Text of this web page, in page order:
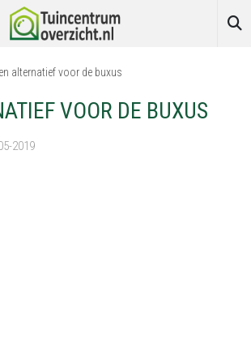
alternatief voor de buxus
VOOR DE BUXUS
2019